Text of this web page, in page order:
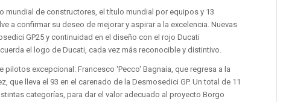
mundial de constructores, el título mundial por equipos y 13
a confirmar su deseo de mejorar y aspirar a la excelencia. Nuevas
GP25 y continuidad en el diseño con el rojo Ducati
el logo de Ducati, cada vez más reconocible y distintivo.
pilotos excepcional: Francesco 'Pecco' Bagnaia, que regresa a la
que lleva el 93 en el carenado de la Desmosedici GP. Un total de 11
categorías, para dar el valor adecuado al proyecto Borgo